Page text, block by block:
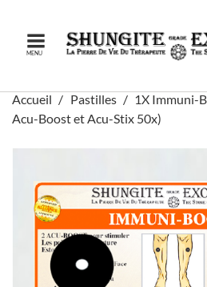
MENU
Accueil Pastilles
1X Immuni-
Acu-Boost et Acu-Stix 50x)